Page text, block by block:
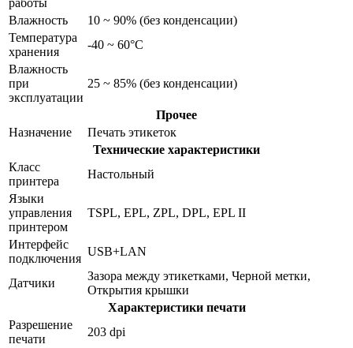
Влажность
10 ~ 90% (без конденсации)
Температура
хранения
-40 ~ 60°C
Влажность
при
эксплуатации
25 ~ 85% (без конденсации)
Прочее
Назначение
Печать этикеток
Технические характеристики
Класс
принтера
Настольный
Языки
управления
принтером
TSPL, EPL, ZPL, DPL, EPL II
Интерфейс
подключения
USB+LAN
Датчики
Зазора между этикетками, Черной метки,
Открытия крышки
Характеристики печати
Разрешение
печати
203 dpi